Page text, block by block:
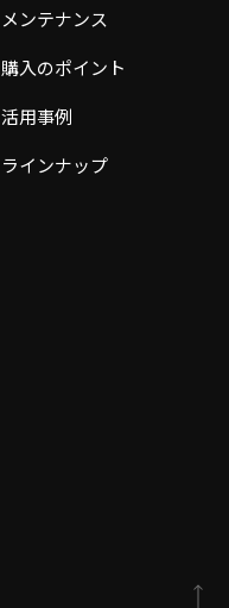
メンテナンス
購入のポイント
活用事例
ラインナップ